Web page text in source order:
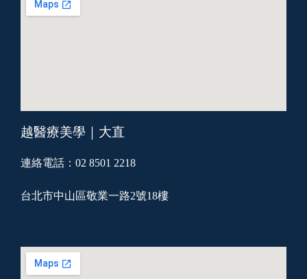
越醫療美學｜大直
連絡電話：02 8501 2218
台北市中山區敬業一路2號18樓